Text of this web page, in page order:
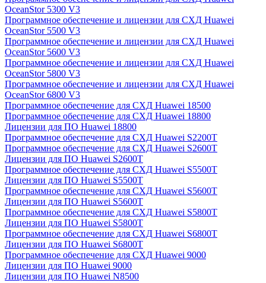
OceanStor 5300 V3
Программное обеспечение и лицензии для СХД Huawei
OceanStor 5500 V3
Программное обеспечение и лицензии для СХД Huawei
OceanStor 5600 V3
Программное обеспечение и лицензии для СХД Huawei
OceanStor 5800 V3
Программное обеспечение и лицензии для СХД Huawei
OceanStor 6800 V3
Программное обеспечение для СХД Huawei 18500
Программное обеспечение для СХД Huawei 18800
Лицензии для ПО Huawei 18800
Программное обеспечение для СХД Huawei S2200T
Программное обеспечение для СХД Huawei S2600T
Лицензии для ПО Huawei S2600T
Программное обеспечение для СХД Huawei S5500T
Лицензии для ПО Huawei S5500T
Программное обеспечение для СХД Huawei S5600T
Лицензии для ПО Huawei S5600T
Программное обеспечение для СХД Huawei S5800T
Лицензии для ПО Huawei S5800T
Программное обеспечение для СХД Huawei S6800T
Лицензии для ПО Huawei S6800T
Программное обеспечение для СХД Huawei 9000
Лицензии для ПО Huawei 9000
Лицензии для ПО Huawei N8500